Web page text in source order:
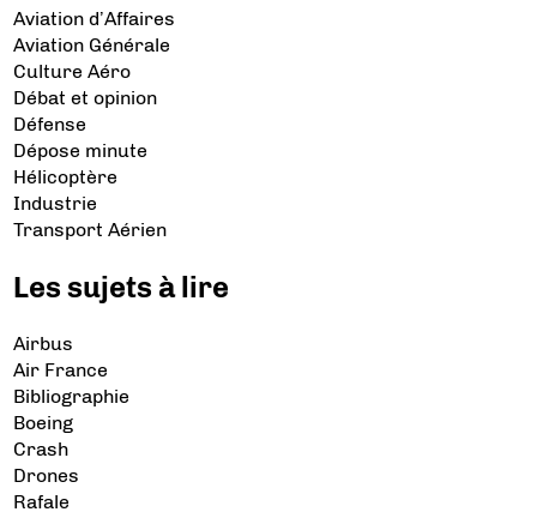
Aviation d’Affaires
Aviation Générale
Culture Aéro
Débat et opinion
Défense
Dépose minute
Hélicoptère
Industrie
Transport Aérien
Les sujets à lire
Airbus
Air France
Bibliographie
Boeing
Crash
Drones
Rafale